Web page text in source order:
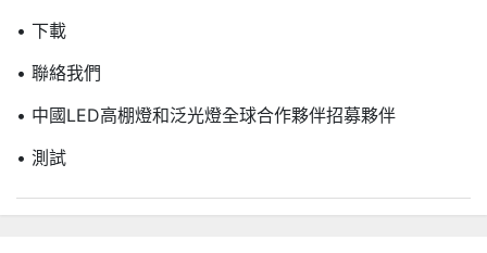
• 下載
• 聯絡我們
• 中國LED高棚燈和泛光燈全球合作夥伴招募夥伴
• 測試